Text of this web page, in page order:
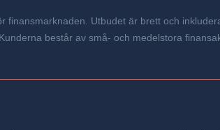
finansmarknaden. Utbudet är brett och
består av små- och medelstora